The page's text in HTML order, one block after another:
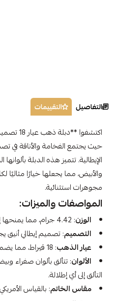
التفاصيل التقييمات
حيث يجتمع الفخامة والأناقة في
الإيطالية. تتميز هذه الدبلة
والأبيض، مما يجعلها خيارًا
مجوهرات استثنائية.
المواصفات والميزات:
الوزن: 4.42 جرام، مما يمنحها إحساسًا بالثقل والجودة.
التصميم: تصميم إيطالي أنيق
عيار الذهب: 18 قيراط، مما يضمن لك جودة عالية ومتانة.
الألوان: تتألق بألوان صفراء
التألق إلى أي إطلالة.
مقاس الخاتم: بالقياس الأمريكي 7.75، وبالقياس الهندي 16.